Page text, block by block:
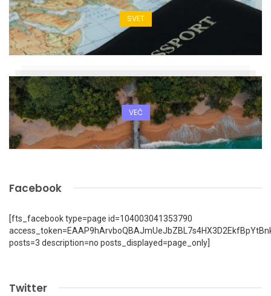
SVET
VEČ
Facebook
[fts_facebook type=page id=104003041353790
posts=3 description=no posts_displayed=page_only]
Twitter